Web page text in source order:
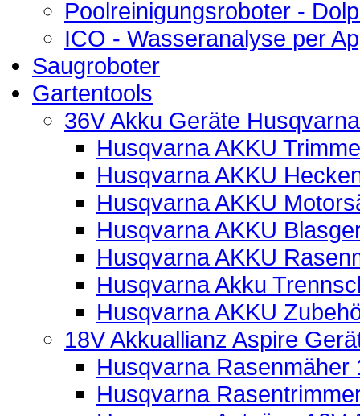
Poolreinigungsroboter -
ICO - Wasseranalyse per
Saugroboter
Gartentools
36V Akku Geräte Husqvarna
Husqvarna AKKU
Husqvarna AKKU
Husqvarna AKKU
Husqvarna AKKU
Husqvarna AKKU
Husqvarna Akku
Husqvarna AKKU
18V Akkuallianz Aspire
Husqvarna Rasenmäher
Husqvarna